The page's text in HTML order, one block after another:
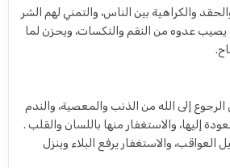
والكراهية بين الناس، والتمني لهم الشر
يصيب عدوه من النقم والنكسات، ويحزن لما
الرجوع إلى الله من الذنب والمعصية، والندم
إليها، والاستغفار منها باللسان والقلب .
العواقب، والاستغفار يرفع البلاء وينزل